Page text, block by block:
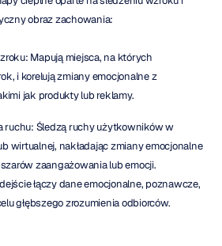
obraz zachowania:
Mapują miejsca, na których
i korelują zmiany emocjonalne z
jak produkty lub reklamy.
ruchu: Śledzą ruchy użytkowników w
wirtualnej, nakładając zmiany emocjonalne
zaangażowania lub emocji.
łączy dane emocjonalne, poznawcze,
głębszego zrozumienia odbiorców.